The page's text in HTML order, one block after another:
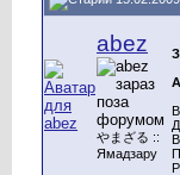
abez
やまざる ::
Ямадзару